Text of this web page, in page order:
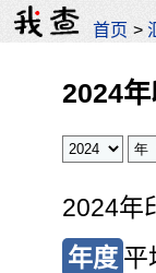
首页 >
2024
2024年
年度 平